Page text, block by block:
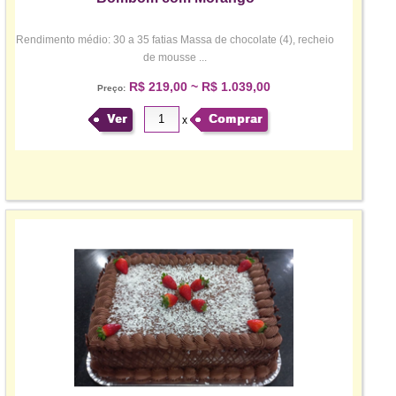
Rendimento médio: 30 a 35 fatias Massa de chocolate (4), recheio
de mousse ...
Preço:R$ 219,00 ~ R$ 1.039,00
Ver x Comprar